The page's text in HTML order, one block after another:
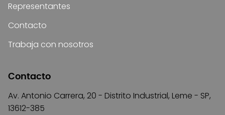
Representantes
Contacto
Trabaja con nosotros
Contacto
Av. Antonio Carrera, 20 - Distrito Industrial, Leme - SP,
13612-385